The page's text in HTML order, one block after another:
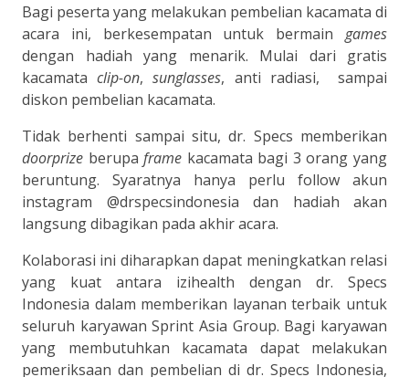
Bagi peserta yang melakukan pembelian kacamata di
acara ini, berkesempatan untuk bermain games
dengan hadiah yang menarik. Mulai dari gratis
kacamataclip-on,sunglasses, anti radiasi, sampai
diskon pembelian kacamata.
Tidak berhenti sampai situ, dr. Specs memberikan
doorprize berupaframe kacamata bagi 3 orang yang
beruntung. Syaratnya hanya perlu follow akun
instagram @drspecsindonesia dan hadiah akan
langsung dibagikan pada akhir acara.
Kolaborasi ini diharapkan dapat meningkatkan relasi
yang kuat antara izihealth dengan dr. Specs
Indonesia dalam memberikan layanan terbaik untuk
seluruh karyawan Sprint Asia Group. Bagi karyawan
yang membutuhkan kacamata dapat melakukan
pemeriksaan dan pembelian di dr. Specs Indonesia,